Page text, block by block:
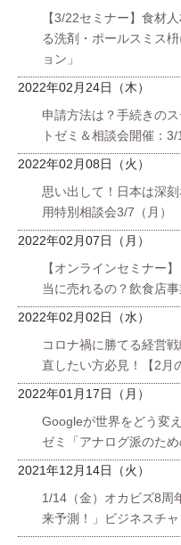
【3/22セミナー】食材
る洗剤・ポールスミス
ョン」
2022年02月24日（木）
申請方法は？手続きの
トゼミ＆相談会開催：3/
2022年02月08日（火）
思い出して！日本は深
用特別相談会3/7（月）
2022年02月07日（月）
【オンラインセミナー
当に売れるの？飲食店
2022年02月02日（水）
コロナ禍に勝てる経営
直したい方必見！【2月
2022年01月17日（月）
Googleが世界をどう
ゼミ「アナログ派のた
2021年12月14日（火）
1/14（金）オカビズ8周
来予測！」ビジネスチ